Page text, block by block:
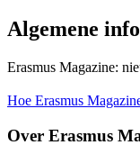
Algemene
Erasmus Magazine:
Hoe Erasmus
Over Erasmus